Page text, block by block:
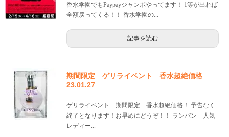
香水学園でもPaypayジャンボやってます！ 1等が出れば
全額戻ってくる！！ 香水学園の...
記事を読む
期間限定 ゲリライベント 香水超絶価格
23.01.27
ゲリライベント 期間限定 香水超絶価格！ 予告なく
終了となります！お早めにどうぞ！！ ランバン 人気
レディー...